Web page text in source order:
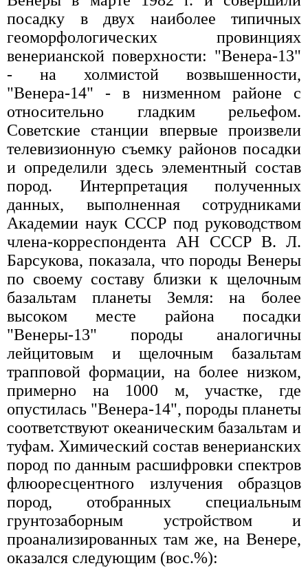
посадку в двух наиболее типичных
геоморфологических провинциях
венерианской поверхности: "Венера-13"
- на холмистой возвышенности,
"Венера-14" - в низменном районе с
относительно гладким рельефом.
Советские станции впервые произвели
телевизионную съемку районов посадки
и определили здесь элементный состав
пород. Интерпретация полученных
данных, выполненная сотрудниками
Академии наук СССР под руководством
члена-корреспондента АН СССР В. Л.
Барсукова, показала, что породы Венеры
по своему составу близки к щелочным
базальтам планеты Земля: на более
высоком месте района посадки
"Венеры-13" породы аналогичны
лейцитовым и щелочным базальтам
трапповой формации, на более низком,
примерно на 1000 м, участке, где
опустилась "Венера-14", породы планеты
соответствуют океаническим базальтам и
туфам. Химический состав венерианских
пород по данным расшифровки спектров
флюоресцентного излучения образцов
пород, отобранных специальным
грунтозаборным устройством и
проанализированных там же, на Венере,
оказался следующим (вос.%):